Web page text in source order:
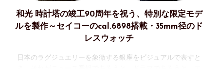
和光 時計塔の竣工90周年を祝う、特別な限定モデ
ルを製作～セイコーのcal.6898搭載・35mm径のド
レスウォッチ
日本のラグジュエリーを象徴する銀座をビジュアルで表すと